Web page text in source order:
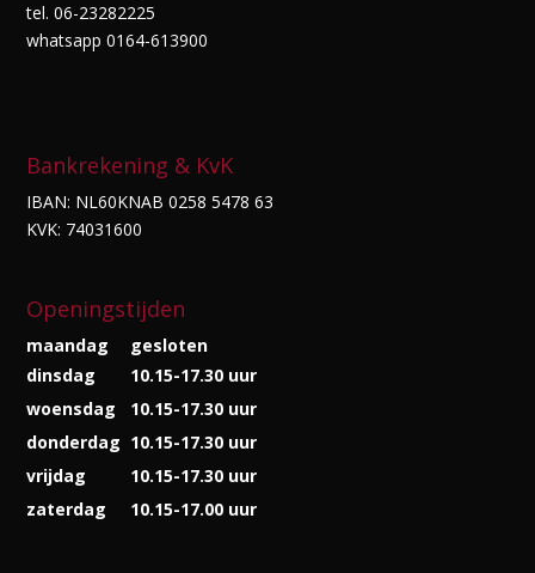
tel. 06-23282225
whatsapp 0164-613900
Bankrekening & KvK
IBAN: NL60KNAB 0258 5478 63
KVK: 74031600
Openingstijden
maandag
gesloten
dinsdag
10.15-17.30 uur
woensdag
10.15-17.30 uur
donderdag 10.15-17.30 uur
vrijdag
10.15-17.30 uur
zaterdag
10.15-17.00 uur